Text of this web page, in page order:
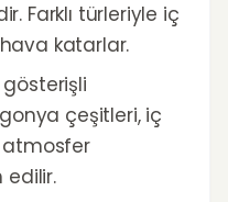
Farklı türleriyle iç
katarlar.
çeşitleri, iç
atmosfer
edilir.